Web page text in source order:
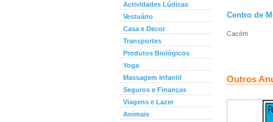
Actividades Lúdicas
Vestuário
Casa e Decor
Transportes
Produtos Biológicos
Yoga
Massagem Infantil
Seguros e Finanças
Viagens e Lazer
Animais
Centro de
Cacém
Outros